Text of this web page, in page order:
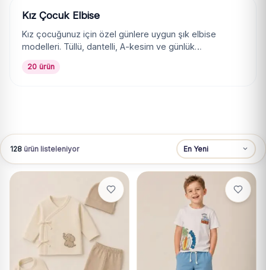
Kız Çocuk Elbise
Kız çocuğunuz için özel günlere uygun şık elbise
modelleri. Tüllü, dantelli, A-kesim ve günlük…
20 ürün
128 ürün listeleniyor